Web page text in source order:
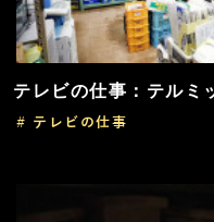
テレビの仕事：テルミ
# テレビの仕事